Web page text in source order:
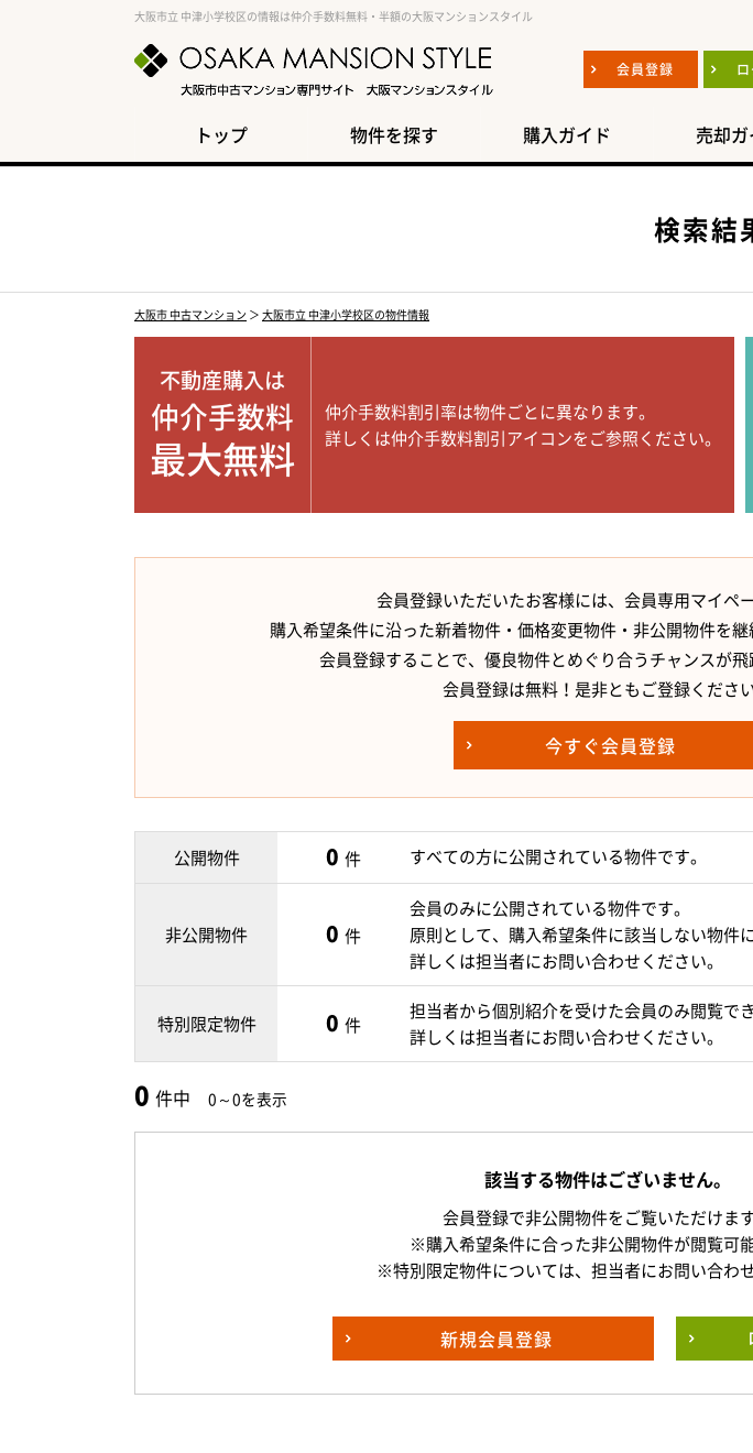
大阪市立 中津小学校区の情報は仲介手数料無料・半額の大阪マンションスタイル
会員登録
トップ 物件を探す 購入ガイド 売却ガ
検索結
大阪市 中古マンション ＞ 大阪市立 中津小学校区の物件情報
不動産購入は
仲介手数料
最大無料
仲介手数料割引率は物件ごとに異なります。
詳しくは仲介手数料割引アイコンをご参照ください。
会員登録いただいたお客様には、会員専用マイペ
購入希望条件に沿った新着物件・価格変更物件・非公開物件を継
会員登録することで、優良物件とめぐり合うチャンスが飛
会員登録は無料！是非ともご登録くださ
今すぐ会員登録
公開物件 0 件 すべての方に公開されている物件です。
非公開物件 0 件
会員のみに公開されている物件です。
原則として、購入希望条件に該当しない物件
詳しくは担当者にお問い合わせください。
特別限定物件 0 件
担当者から個別紹介を受けた会員のみ閲覧で
詳しくは担当者にお問い合わせください。
0 件中 0～0を表示
該当する物件はございません。
会員登録で非公開物件をご覧いただけま
※購入希望条件に合った非公開物件が閲覧可能
※特別限定物件については、担当者にお問い合わ
新規会員登録